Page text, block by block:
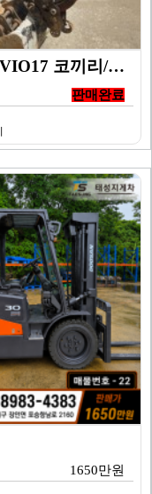
얀마/굴삭기/1.7톤 미니굴삭기/VIO17 코끼리/20…
판매완료
1650만원